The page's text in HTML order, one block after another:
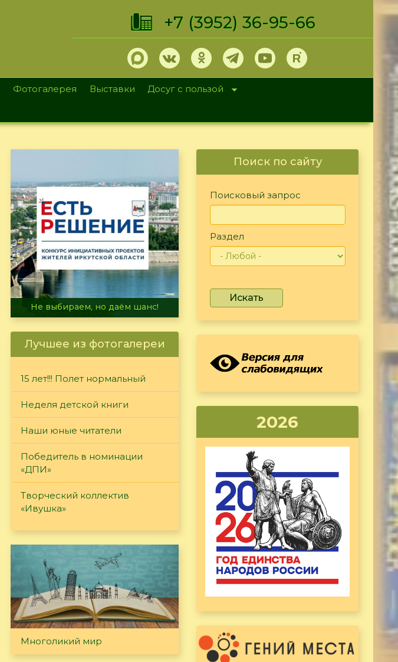
+7 (3952) 36-95-66
Фотогалерея Выставки
Досуг с пользой
В огне не горит, в воде не тонет
Лучшее из фотогалереи
15 лет!!! Полет нормальный
Неделя детской книги
Наши юные читатели
Победитель в номинации
«ДПИ»
Творческий коллектив
«Ивушка»
Многоликий мир
Поиск по сайту
Поисковый запрос
Раздел
Искать
2026